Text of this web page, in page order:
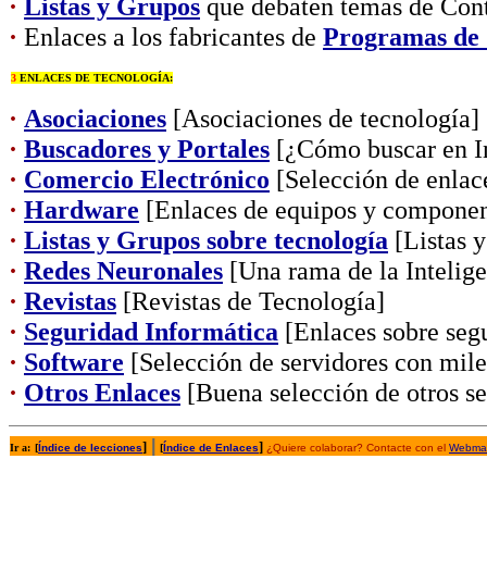
· Listas y Grupos que debaten temas de
· Enlaces a los fabricantes de Programas
3 ENLACES DE TECNOLOGÍA:
· Asociaciones [Asociaciones de tecnología]
· Buscadores y Portales [¿Cómo buscar en
· Comercio Electrónico [Selección de
· Hardware [Enlaces de equipos y
· Listas y Grupos sobre tecnología [Listas
· Redes Neuronales [Una rama de la
· Revistas [Revistas de Tecnología]
· Seguridad Informática [Enlaces sobre
· Software [Selección de servidores con
· Otros Enlaces [Buena selección de otros
Ir a: [Índice de lecciones] [Índice de Enlaces] ¿Quiere colaborar? Contacte con el